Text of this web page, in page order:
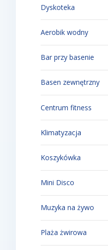
Dyskoteka
Aerobik wodny
Bar przy basenie
Basen zewnętrzny
Centrum fitness
Klimatyzacja
Koszykówka
Mini Disco
Muzyka na żywo
Plaża żwirowa